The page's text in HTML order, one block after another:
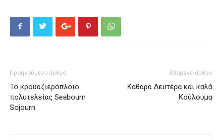
Προηγούμενο άρθρο
Το κρουαζιερόπλοιο
πολυτελείας Seabourn
Sojourn
Επόμενο άρθρο
Καθαρά Δευτέρα και καλά
Κούλουμα